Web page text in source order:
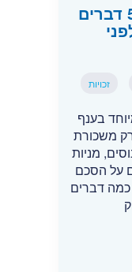
פוטרתם מההייטק? 5 דברים
זכויות
בענף
משכורת
מניות
על הסכם
דברים